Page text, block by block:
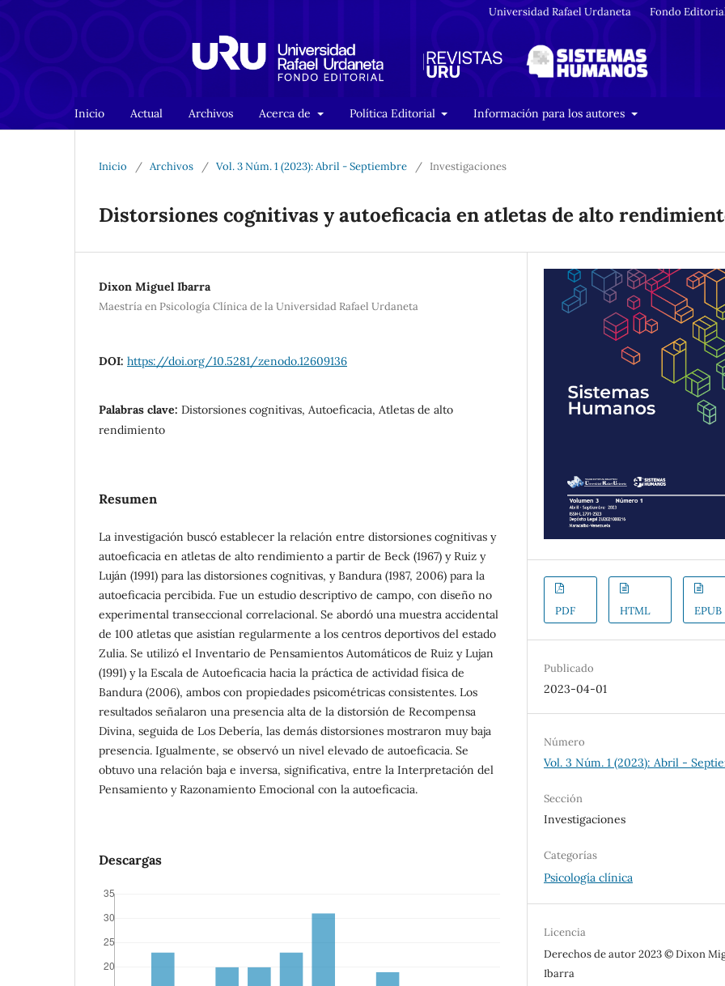
Inicio Actual Archivos Acerca de Política Editorial Información para los autores
Universidad Rafael Urdaneta Fondo
Inicio / Archivos / Vol. 3 Núm. 1 (2023): Abril - Septiembre / Investigaciones
Distorsiones cognitivas y autoeficacia en atletas de alto
Dixon Miguel Ibarra
Maestría en Psicología Clínica de la Universidad Rafael Urdaneta
DOI: https://doi.org/10.5281/zenodo.12609136
Palabras clave: Distorsiones cognitivas, Autoeficacia, Atletas de alto
rendimiento
Resumen
La investigación buscó establecer la relación entre distorsiones cognitivas y
autoeficacia en atletas de alto rendimiento a partir de Beck (1967) y Ruiz y
Luján (1991) para las distorsiones cognitivas, y Bandura (1987, 2006) para la
autoeficacia percibida. Fue un estudio descriptivo de campo, con diseño no
experimental transeccional correlacional. Se abordó una muestra accidental
de 100 atletas que asistían regularmente a los centros deportivos del estado
Zulia. Se utilizó el Inventario de Pensamientos Automáticos de Ruiz y Lujan
(1991) y la Escala de Autoeficacia hacia la práctica de actividad física de
Bandura (2006), ambos con propiedades psicométricas consistentes. Los
resultados señalaron una presencia alta de la distorsión de Recompensa
Divina, seguida de Los Debería, las demás distorsiones mostraron muy baja
presencia. Igualmente, se observó un nivel elevado de autoeficacia. Se
obtuvo una relación baja e inversa, significativa, entre la Interpretación del
Pensamiento y Razonamiento Emocional con la autoeficacia.
Descargas
PDF HTML EPUB
Publicado
2023-04-01
Número
Vol. 3 Núm. 1 (2023): Abril -
Sección
Investigaciones
Categorías
Psicología clínica
Licencia
Derechos de autor 2023 © Dixon
Ibarra